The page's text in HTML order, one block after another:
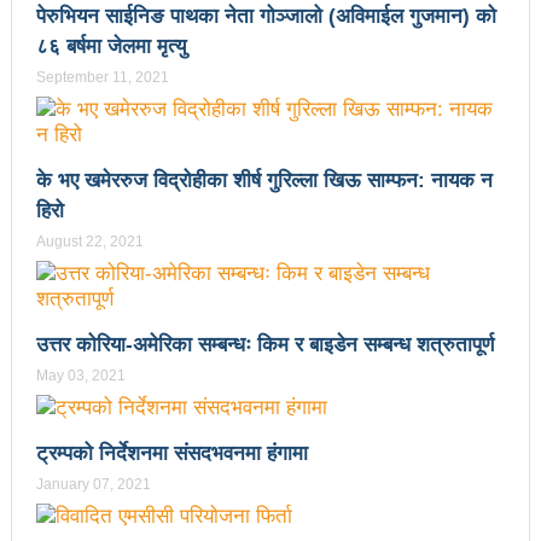
वटा सूचीकरणबाट हटे
इन्द्रेश्वर युवा समाजद्वारा बेलकोटगढीका ५ विद्यालयमा छात्रवृत्ति
वितरण
भरतपुरको मुख्य सडकमा भएको भूमिगत विद्युतिकरणको ब्रेकथ्रु
सकियो चितवन महोत्सव : ५ लाख सहभागि, ३० करोडको
कारोबार
बाघले झम्टिँदा मोटरसाइकलमा सवार दुई जना घाइते
टोखामा कर्जा सदुपयोगिता सम्बन्धी अन्तरक्रिया
एकाबिहानै चीनमा भुकम्पः नेपालमा कडा धक्का महसुस
बिद्यार्थीलाई चलचित्र सिकाउँदै बागमती प्रदेश सरकार
भोलि चितवनमा माओवादीको विशाल सभा: प्रचण्डले सम्बोधन
पेरुभियन साईनिङ पाथका नेता गोञ्जालो (अविमाईल गुजमान) को
८६ बर्षमा जेलमा मृत्यु
September 11, 2021
के भए खमेररुज विद्रोहीका शीर्ष गुरिल्ला खिऊ साम्फन: नायक न
हिरो
August 22, 2021
उत्तर कोरिया-अमेरिका सम्बन्धः किम र बाइडेन सम्बन्ध शत्रुतापूर्ण
May 03, 2021
ट्रम्पको निर्देशनमा संसदभवनमा हंगामा
January 07, 2021